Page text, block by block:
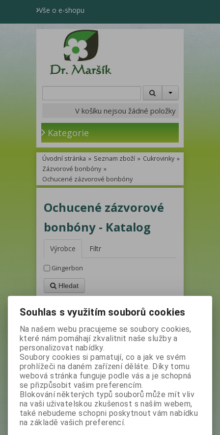
Vše o e-shopu
V košíku nejsou žádné položky
Kategorie
Úvodní stránka » Seznam zboží » Cukrovinky »
Zázvorové bonbóny »
Ochucené zázvorové bonbóny
Ochucené zázvorové
bonbóny - Katalog
Výrobce Filtr
Gingerbon
Hledat
Není na skladě
GINGERBON - Zázvorové bonbóny s
Souhlas s využitím souborů cookies
Na našem webu pracujeme se soubory cookies,
které nám pomáhají zkvalitnit naše služby a
personalizovat nabídky.
Soubory cookies si pamatují, co a jak ve svém
prohlížeči na daném zařízení děláte. Díky tomu
webová stránka funguje podle vás a je schopná
se přizpůsobit vašim preferencím.
Blokování některých typů souborů může mít vliv
na vaši uživatelskou zkušenost s naším webem,
také nebudeme schopni poskytnout vám nabídku
na základě vašich preferencí.